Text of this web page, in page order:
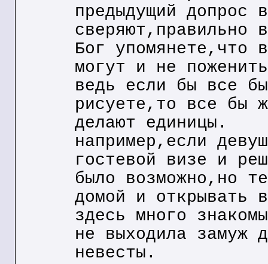
предыдущий допрос
сверяют,правильно
Бог упомянете,что
могут и не
ведь если бы все
рисуете,то все бы
делают единицы.
например,если
гостевой визе и
было возможно,но
домой и открывать
здесь много
не выходила замуж
невесты.